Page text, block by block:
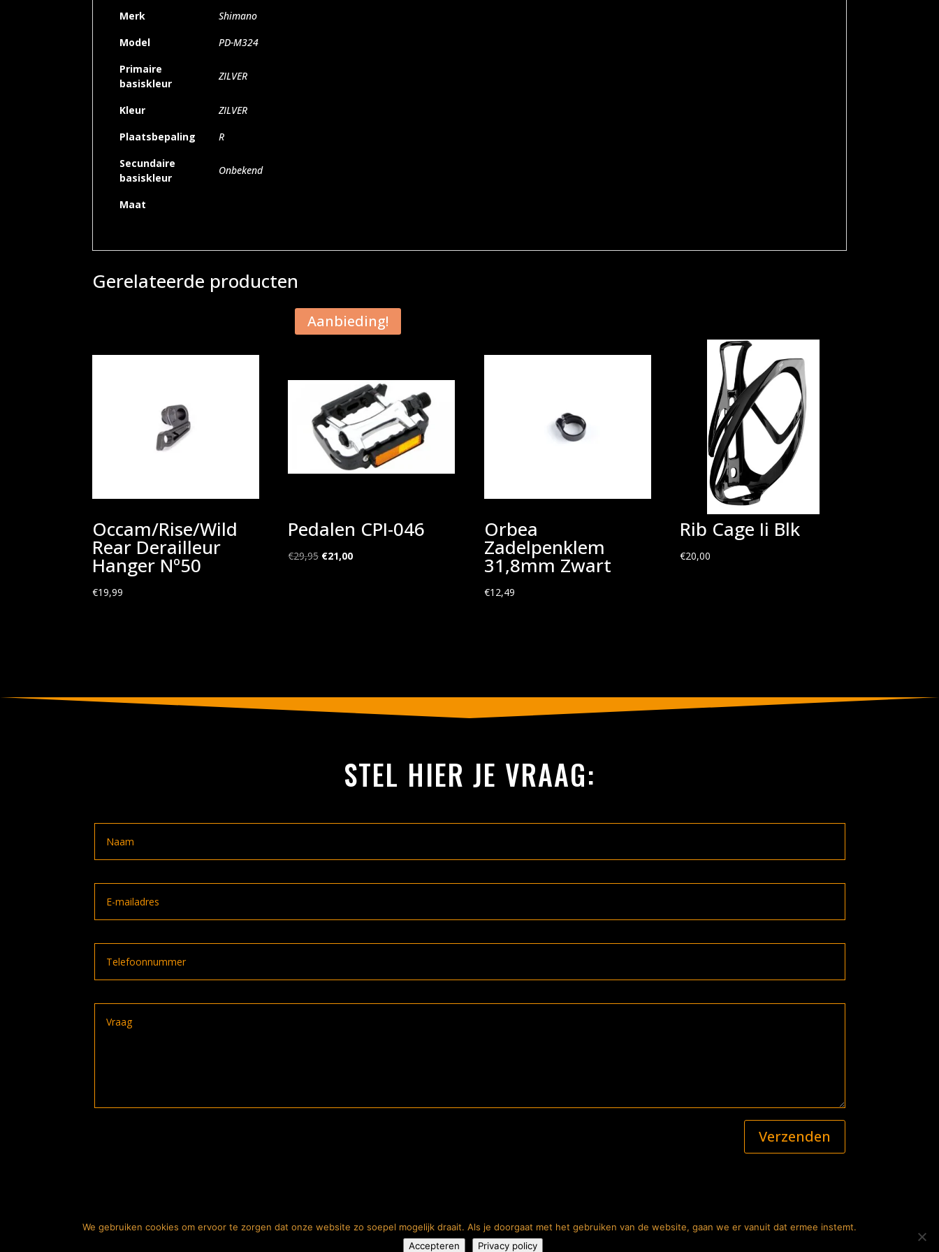
Merk
Shimano
Model
PD-M324
Primaire
basiskleur
ZILVER
Kleur
ZILVER
Plaatsbepaling
R
Secundaire
basiskleur
Onbekend
Maat
Gerelateerde producten
Occam/Rise/Wild
Rear Derailleur
Hanger Nº50
€19,99
Aanbieding!
Pedalen CPI-046
€29,95 Oorspronkelijke
€21,00Huidige
Orbea
Zadelpenklem
31,8mm Zwart
€12,49
Rib Cage Ii Blk
€20,00
STEL HIER JE VRAAG:
Verzenden
2026 © The Bike Store. Alle rechten voorbehouden |Privacyverklaring| Website:Lutim Creatief Mediabureau
De prijzen en specificaties op deze website gelden onder voorbehoud van typefouten en wijzigingen.
We gebruiken cookies om ervoor te zorgen dat onze website zo soepel mogelijk draait. Als je doorgaat met het gebruiken van de website, gaan we er vanuit dat ermee instemt.
Accepteren
Privacy policy